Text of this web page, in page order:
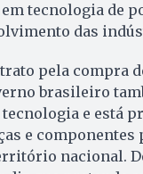
tecnologia de
das
pela compra
brasileiro
e está
e componentes
nacional.